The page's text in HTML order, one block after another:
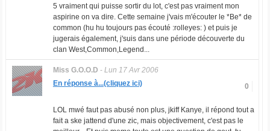
5 vraiment qui puisse sortir du lot, c'est pas vraiment mon
aspirine on va dire. Cette semaine j'vais m'écouter le *Be* de
common (hu hu toujours pas écouté :rolleyes: ) et puis je
jugerais également, j'suis dans une période découverte du
clan West,Common,Legend...
Miss G.O.O.D - Lun 17 Avr 2006
0
En réponse à...(cliquez ici)
LOL mwé faut pas abusé non plus, jkiff Kanye, il répond tout a
fait a ske jattend d'une zic, mais objectivement, c'est pas le